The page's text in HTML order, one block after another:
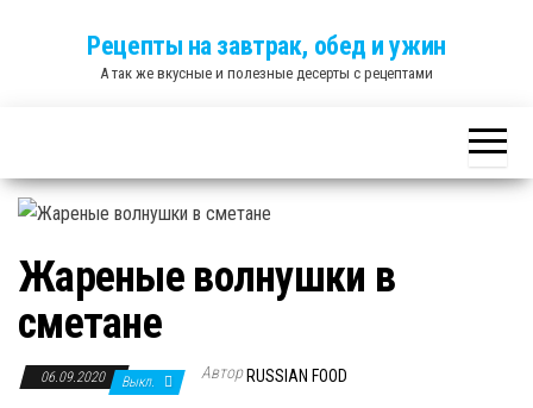
Рецепты на завтрак, обед и ужин
А так же вкусные и полезные десерты с рецептами
Жареные волнушки в
сметане
06.09.2020 Выкл. Автор RUSSIAN FOOD